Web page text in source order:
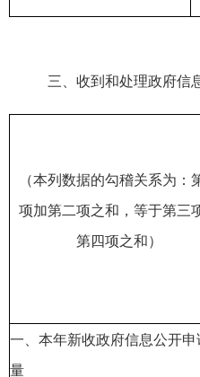
三、收到和处理政府信
（本列数据的勾稽关系为：
项加第二项之和，等于第三
第四项之和）
一、本年新收政府信息公开申
量